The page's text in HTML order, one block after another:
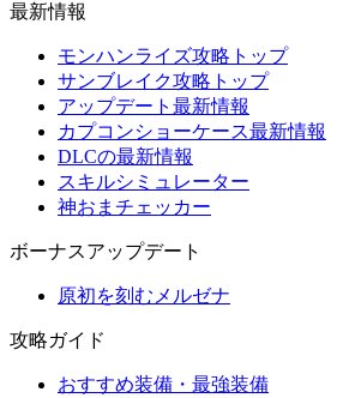
最新情報
モンハンライズ攻略トップ
サンブレイク攻略トップ
アップデート最新情報
カプコンショーケース最新情報
DLCの最新情報
スキルシミュレーター
神おまチェッカー
ボーナスアップデート
原初を刻むメルゼナ
攻略ガイド
おすすめ装備・最強装備